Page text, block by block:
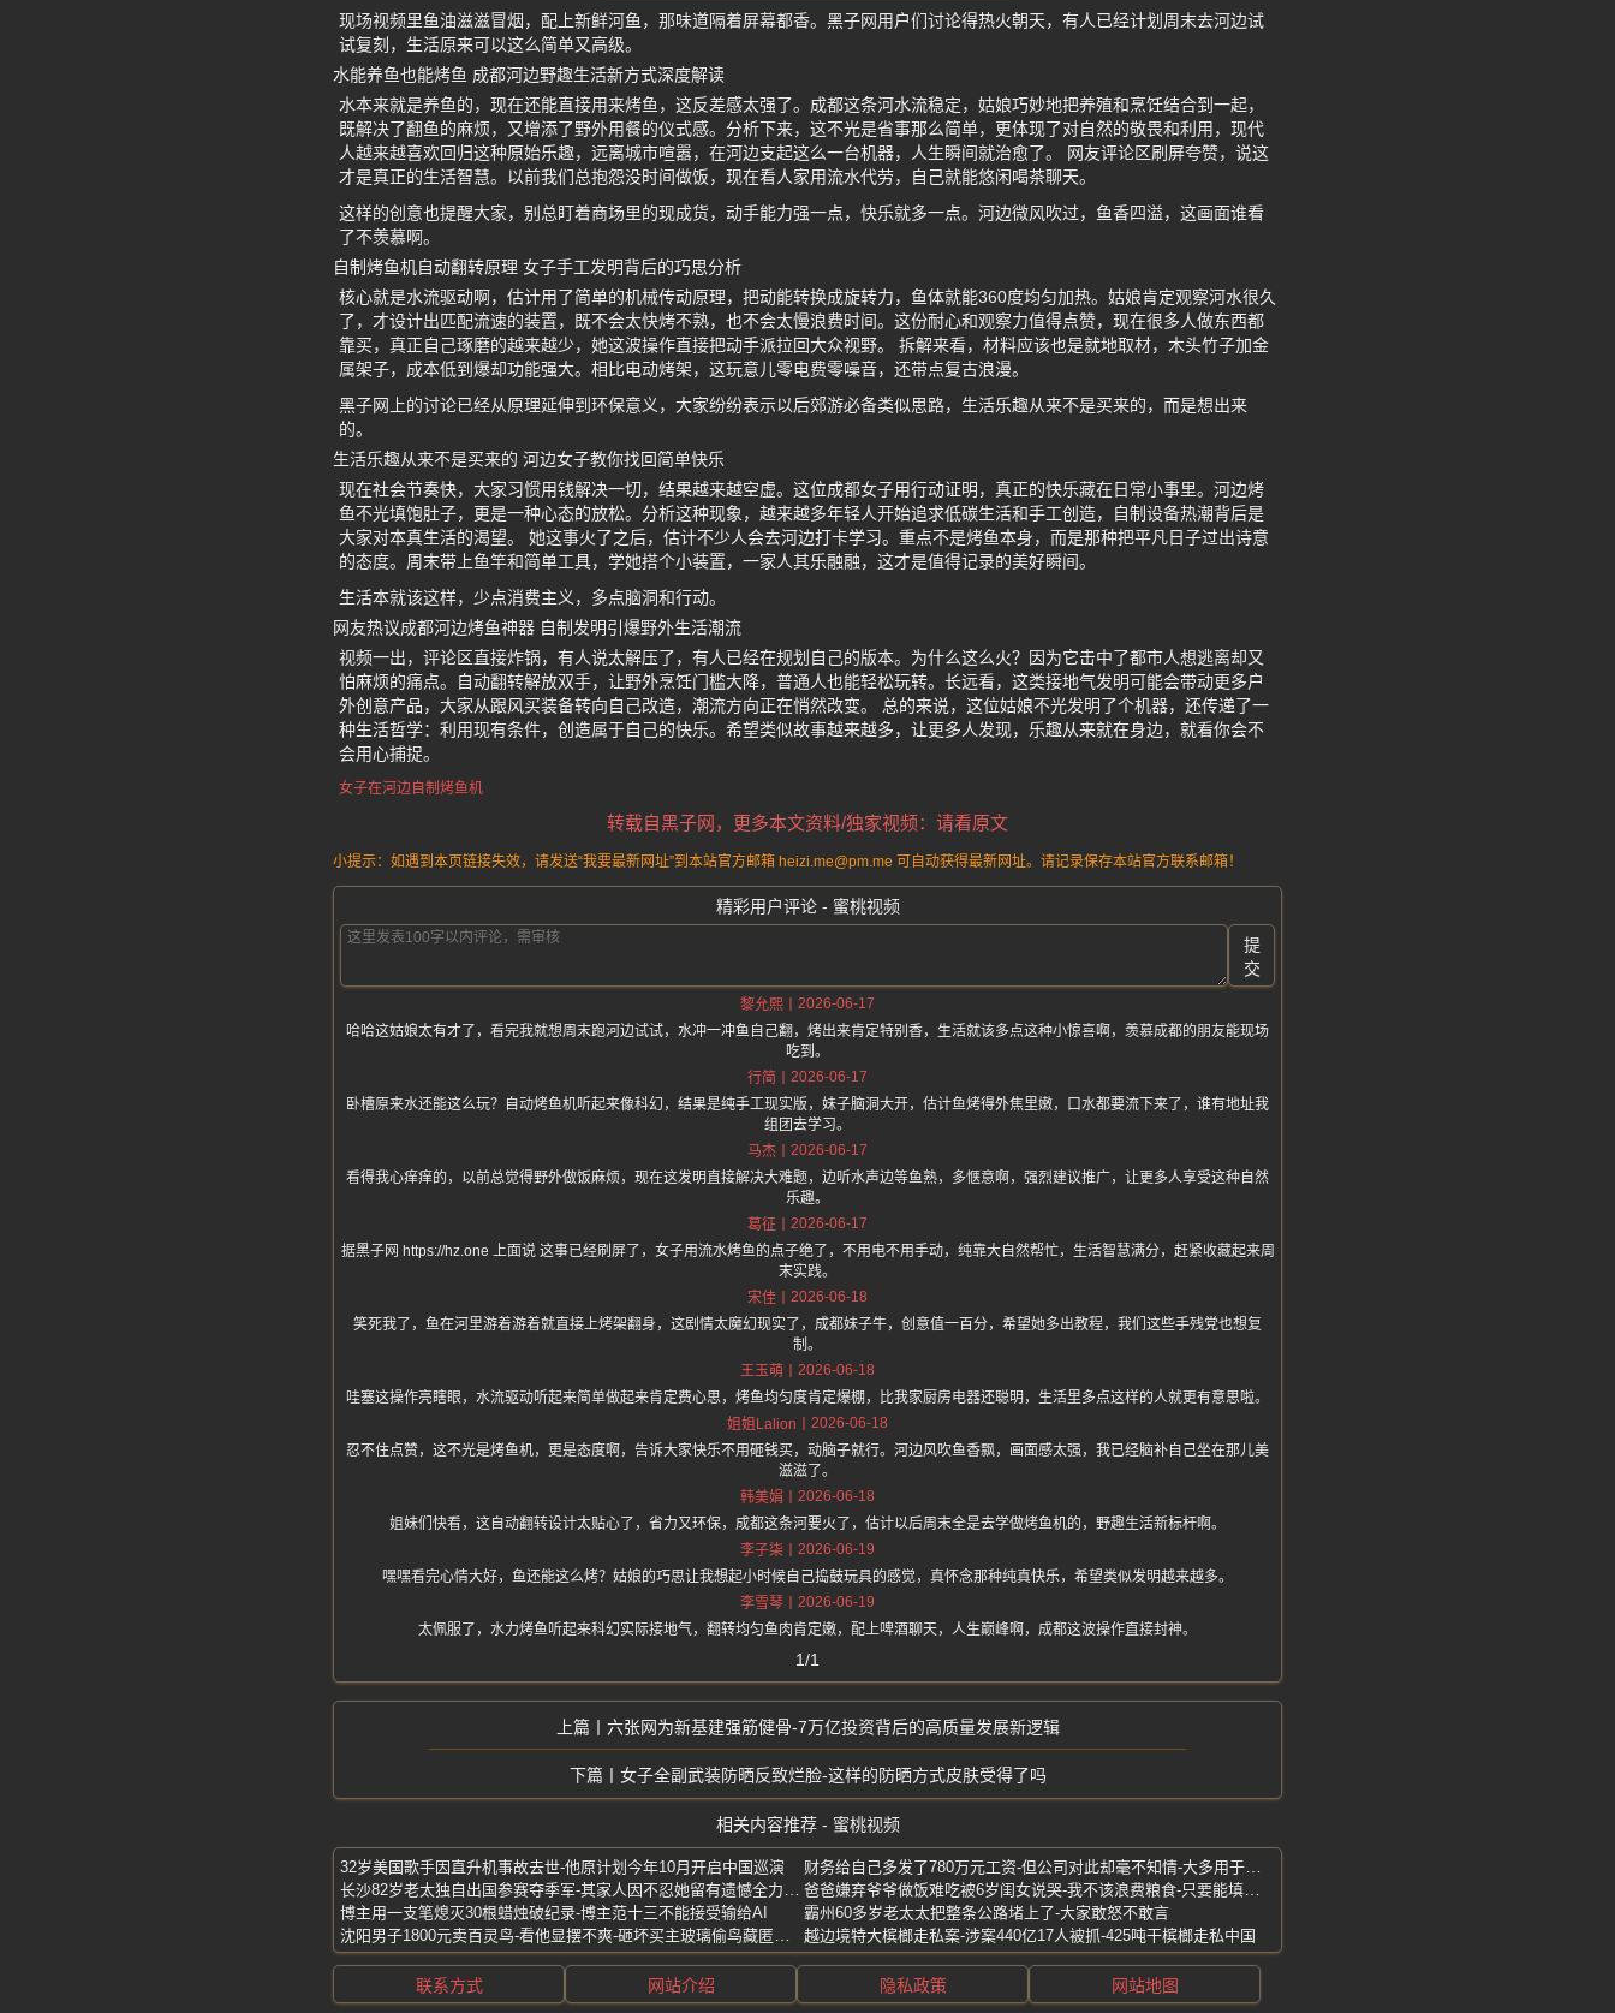
现场视频里鱼油滋滋冒烟，配上新鲜河鱼，那味道隔着屏幕都香。黑子网用户们讨论得热火朝天，有人已经计划周末去河边试
试复刻，生活原来可以这么简单又高级。
水能养鱼也能烤鱼 成都河边野趣生活新方式深度解读
水本来就是养鱼的，现在还能直接用来烤鱼，这反差感太强了。成都这条河水流稳定，姑娘巧妙地把养殖和烹饪结合到一起，
既解决了翻鱼的麻烦，又增添了野外用餐的仪式感。分析下来，这不光是省事那么简单，更体现了对自然的敬畏和利用，现代
人越来越喜欢回归这种原始乐趣，远离城市喧嚣，在河边支起这么一台机器，人生瞬间就治愈了。 网友评论区刷屏夸赞，说这
才是真正的生活智慧。以前我们总抱怨没时间做饭，现在看人家用流水代劳，自己就能悠闲喝茶聊天。
这样的创意也提醒大家，别总盯着商场里的现成货，动手能力强一点，快乐就多一点。河边微风吹过，鱼香四溢，这画面谁看
了不羡慕啊。
自制烤鱼机自动翻转原理 女子手工发明背后的巧思分析
核心就是水流驱动啊，估计用了简单的机械传动原理，把动能转换成旋转力，鱼体就能360度均匀加热。姑娘肯定观察河水很久
了，才设计出匹配流速的装置，既不会太快烤不熟，也不会太慢浪费时间。这份耐心和观察力值得点赞，现在很多人做东西都
靠买，真正自己琢磨的越来越少，她这波操作直接把动手派拉回大众视野。 拆解来看，材料应该也是就地取材，木头竹子加金
属架子，成本低到爆却功能强大。相比电动烤架，这玩意儿零电费零噪音，还带点复古浪漫。
黑子网上的讨论已经从原理延伸到环保意义，大家纷纷表示以后郊游必备类似思路，生活乐趣从来不是买来的，而是想出来
的。
生活乐趣从来不是买来的 河边女子教你找回简单快乐
现在社会节奏快，大家习惯用钱解决一切，结果越来越空虚。这位成都女子用行动证明，真正的快乐藏在日常小事里。河边烤
鱼不光填饱肚子，更是一种心态的放松。分析这种现象，越来越多年轻人开始追求低碳生活和手工创造，自制设备热潮背后是
大家对本真生活的渴望。 她这事火了之后，估计不少人会去河边打卡学习。重点不是烤鱼本身，而是那种把平凡日子过出诗意
的态度。周末带上鱼竿和简单工具，学她搭个小装置，一家人其乐融融，这才是值得记录的美好瞬间。
生活本就该这样，少点消费主义，多点脑洞和行动。
网友热议成都河边烤鱼神器 自制发明引爆野外生活潮流
视频一出，评论区直接炸锅，有人说太解压了，有人已经在规划自己的版本。为什么这么火？因为它击中了都市人想逃离却又
怕麻烦的痛点。自动翻转解放双手，让野外烹饪门槛大降，普通人也能轻松玩转。长远看，这类接地气发明可能会带动更多户
外创意产品，大家从跟风买装备转向自己改造，潮流方向正在悄然改变。 总的来说，这位姑娘不光发明了个机器，还传递了一
种生活哲学：利用现有条件，创造属于自己的快乐。希望类似故事越来越多，让更多人发现，乐趣从来就在身边，就看你会不
会用心捕捉。
女子在河边自制烤鱼机
转载自黑子网，更多本文资料/独家视频：请看原文
小提示：如遇到本页链接失效，请发送“我要最新网址”到本站官方邮箱 heizi.me@pm.me 可自动获得最新网址。请记录保存本站官方联系邮箱！
精彩用户评论 - 蜜桃视频
提
交
黎允熙
2026-06-17
哈哈这姑娘太有才了，看完我就想周末跑河边试试，水冲一冲鱼自己翻，烤出来肯定特别香，生活就该多点这种小惊喜啊，羡慕成都的朋友能现场
吃到。
行简
2026-06-17
卧槽原来水还能这么玩？自动烤鱼机听起来像科幻，结果是纯手工现实版，妹子脑洞大开，估计鱼烤得外焦里嫩，口水都要流下来了，谁有地址我
组团去学习。
马杰
2026-06-17
看得我心痒痒的，以前总觉得野外做饭麻烦，现在这发明直接解决大难题，边听水声边等鱼熟，多惬意啊，强烈建议推广，让更多人享受这种自然
乐趣。
葛征
2026-06-17
据黑子网 https://hz.one 上面说 这事已经刷屏了，女子用流水烤鱼的点子绝了，不用电不用手动，纯靠大自然帮忙，生活智慧满分，赶紧收藏起来周
末实践。
宋佳
2026-06-18
笑死我了，鱼在河里游着游着就直接上烤架翻身，这剧情太魔幻现实了，成都妹子牛，创意值一百分，希望她多出教程，我们这些手残党也想复
制。
王玉萌
2026-06-18
哇塞这操作亮瞎眼，水流驱动听起来简单做起来肯定费心思，烤鱼均匀度肯定爆棚，比我家厨房电器还聪明，生活里多点这样的人就更有意思啦。
姐姐Lalion
2026-06-18
忍不住点赞，这不光是烤鱼机，更是态度啊，告诉大家快乐不用砸钱买，动脑子就行。河边风吹鱼香飘，画面感太强，我已经脑补自己坐在那儿美
滋滋了。
韩美娟
2026-06-18
姐妹们快看，这自动翻转设计太贴心了，省力又环保，成都这条河要火了，估计以后周末全是去学做烤鱼机的，野趣生活新标杆啊。
李子柒
2026-06-19
嘿嘿看完心情大好，鱼还能这么烤？姑娘的巧思让我想起小时候自己捣鼓玩具的感觉，真怀念那种纯真快乐，希望类似发明越来越多。
李雪琴
2026-06-19
太佩服了，水力烤鱼听起来科幻实际接地气，翻转均匀鱼肉肯定嫩，配上啤酒聊天，人生巅峰啊，成都这波操作直接封神。
1/1
六张网为新基建强筋健骨-7万亿投资背后的高质量发展新逻辑
女子全副武装防晒反致烂脸-这样的防晒方式皮肤受得了吗
相关内容推荐 - 蜜桃视频
32岁美国歌手因直升机事故去世-他原计划今年10月开启中国巡演
博主用一支笔熄灭30根蜡烛破纪录-博主范十三不能接受输给AI 霸州60多岁老太太把整条公路堵上了-大家敢怒不敢言
越边境特大槟榔走私案-涉案440亿17人被抓-425吨干槟榔走私中国
联系方式 网站介绍 隐私政策 网站地图